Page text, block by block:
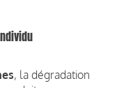
, la dégradation